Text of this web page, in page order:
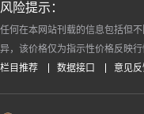
风险提示：
任何在本网站刊载的信息包括但
异，该价格仅为指示性价格反映
栏目推荐
数据接口 意见